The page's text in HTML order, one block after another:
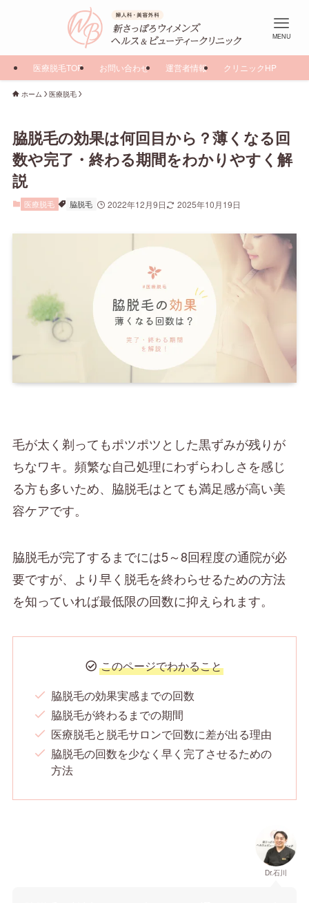
MENU
医療脱毛TOP お問い合わせ 運営者情報 クリニックHP
ホーム 医療脱毛
脇脱毛の効果は何回目から？薄くなる回
数や完了・終わる期間をわかりやすく解
説
医療脱毛 脇脱毛 2022年12月9日 2025年10月19日
毛が太く剃ってもポツポツとした黒ずみが残りが
ちなワキ。頻繁な自己処理にわずらわしさを感じ
る方も多いため、脇脱毛はとても満足感が高い美
容ケアです。
脇脱毛が完了するまでには5～8回程度の通院が必
要ですが、より早く脱毛を終わらせるための方法
を知っていれば最低限の回数に抑えられます。
このページでわかること
脇脱毛の効果実感までの回数
脇脱毛が終わるまでの期間
医療脱毛と脱毛サロンで回数に差が出る理由
脇脱毛の回数を少なく早く完了させるための
方法
Dr.石川